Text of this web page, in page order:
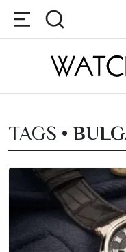
TAGS •